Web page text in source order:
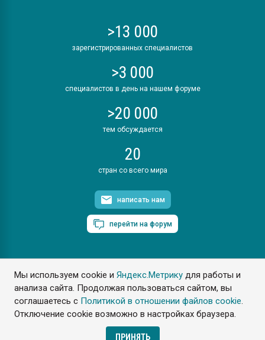
Мы используем cookie иЯндекс.Метрику для работы и
анализа сайта. Продолжая пользоваться сайтом, вы
соглашаетесь с Политикой в отношении файлов cookie.
Отключение cookie возможно в настройках браузера.
ПРИНЯТЬ
>13 000
зарегистрированных специалистов
>3 000
специалистов в день на нашем форуме
>20 000
тем обсуждается
20
стран со всего мира
написать нам
перейти на форум
ПластЭксперт © 2006. Все права защищены
Разрешается копирование материалов сайта с обязательной
ссылкой на www.e-plastic.ru
Разработка сайта